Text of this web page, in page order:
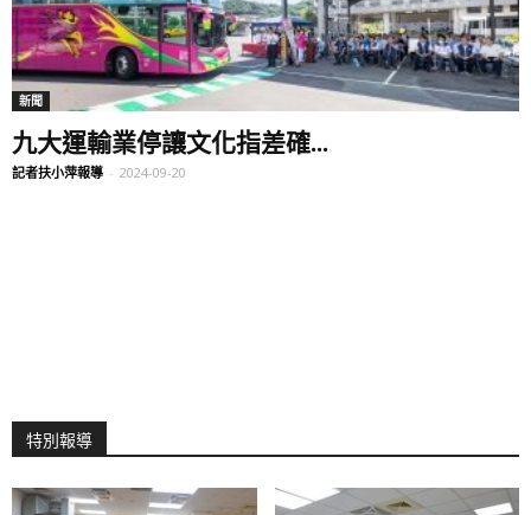
新聞
九大運輸業停讓文化指差確...
記者扶小萍報導 - 2024-09-20
特別報導